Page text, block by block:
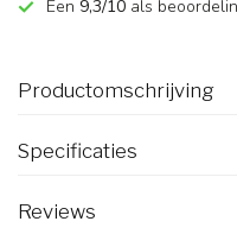
Een 9,3/10 als
Productomschrijving
Specificaties
Reviews